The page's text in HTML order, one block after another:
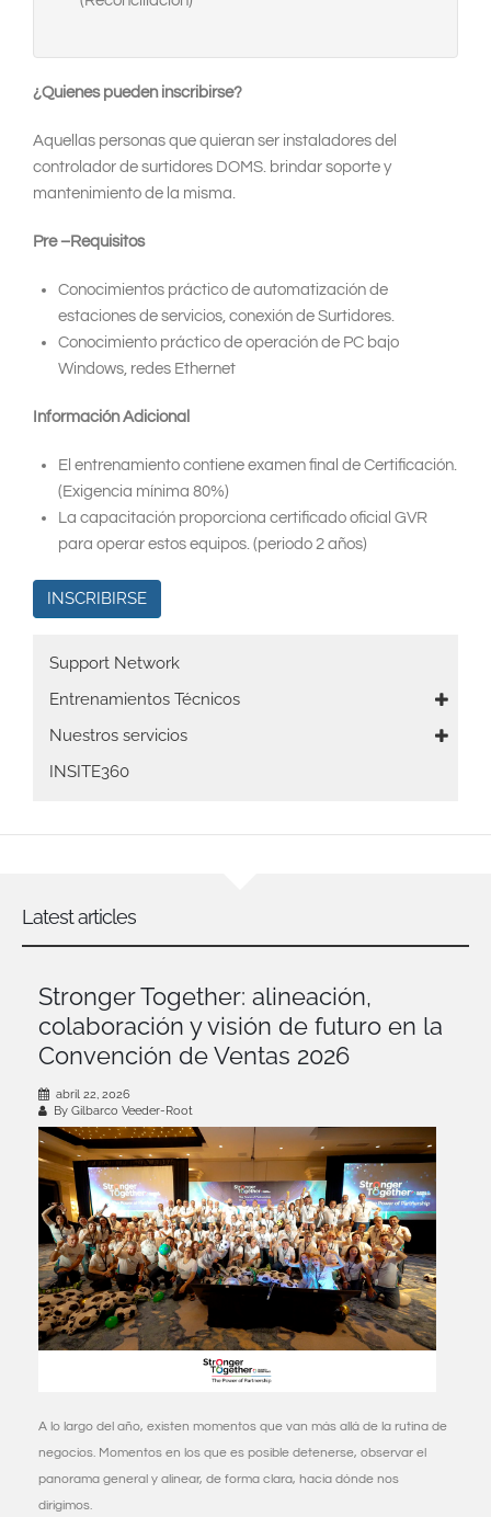
¿Quienes pueden inscribirse?
Aquellas personas que quieran ser instaladores del
controlador de surtidores DOMS. brindar soporte y
mantenimiento de la misma.
Pre –Requisitos
Conocimientos práctico de automatización de
estaciones de servicios, conexión de Surtidores.
Conocimiento práctico de operación de PC bajo
Windows, redes Ethernet
Información Adicional
El entrenamiento contiene examen final de Certificación.
(Exigencia mínima 80%)
La capacitación proporciona certificado oficial GVR
para operar estos equipos. (periodo 2 años)
INSCRIBIRSE
Main
navigation
Support Network
Entrenamientos Técnicos
Nuestros servicios
INSITE360
Latest articles
Stronger Together: alineación,
colaboración y visión de futuro en la
Convención de Ventas 2026
abril 22, 2026
By Gilbarco Veeder-Root
A lo largo del año, existen momentos que van más allá de la rutina de
negocios. Momentos en los que es posible detenerse, observar el
panorama general y alinear, de forma clara, hacia dónde nos
dirigimos.